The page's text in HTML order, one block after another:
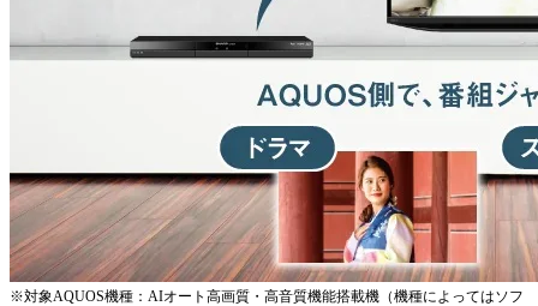
※対象AQUOS機種：AIオート高画質・高音質機能搭載機（機種によってはソフ